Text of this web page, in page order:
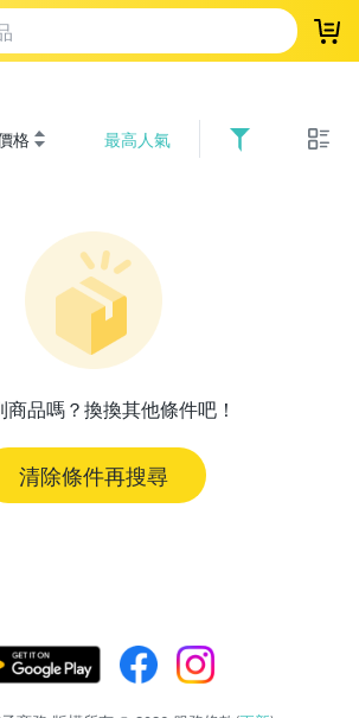
登
格 最高人氣
商品嗎？換換其他條件吧！
清除條件再搜尋